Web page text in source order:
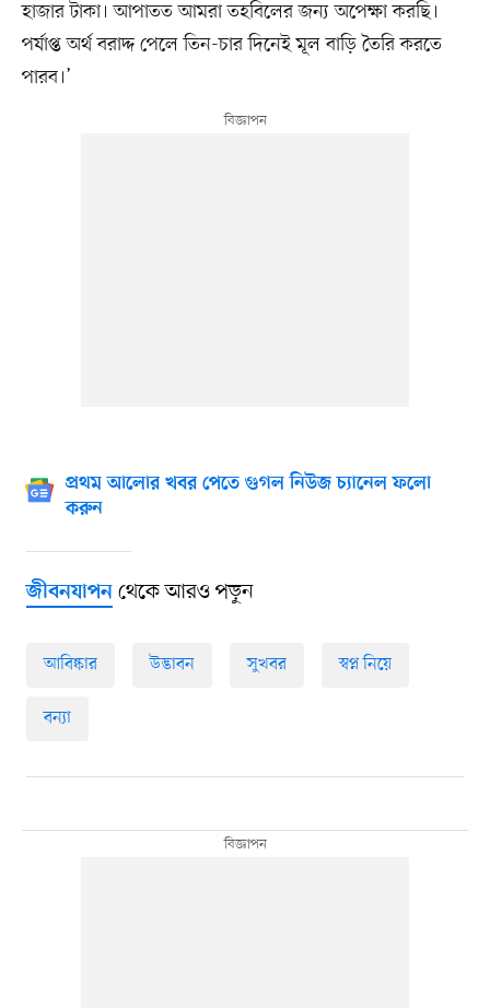
হাজার টাকা। আপাতত আমরা তহবিলের জন্য অপেক্ষা করছি।
পর্যাপ্ত অর্থ বরাদ্দ পেলে তিন-চার দিনেই মূল বাড়ি তৈরি করতে
পারব।’
প্রথম আলোর খবর পেতে গুগল নিউজ চ্যানেল ফলো
করুন
জীবনযাপনথেকে আরও পড়ুন
আবিষ্কার উদ্ভাবন সুখবর স্বপ্ন নিয়ে
বন্যা